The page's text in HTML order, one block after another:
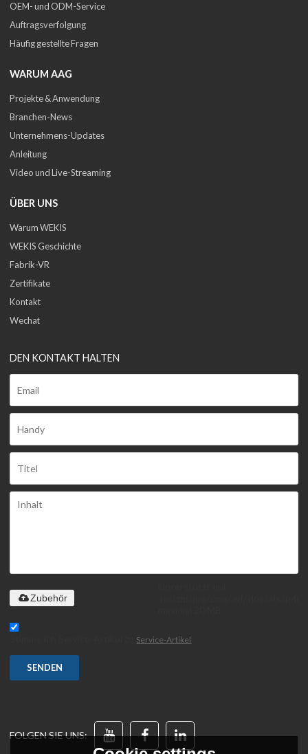
OEM- und ODM-Service
Auftragsverfolgung
Häufig gestellte Fragen
WARUM AAG
Projekte & Anwendung
Branchen-News
Unternehmens-Updates
Anleitung
Video und Live-Streaming
ÜBER UNS
Warum WEKIS
WEKIS Geschichte
Fabrik-VR
Zertifikate
Kontakt
Wechat
DEN KONTAKT HALTEN
Zubehör
Service-Artikel
SENDEN
FOLGEN SIE UNS: